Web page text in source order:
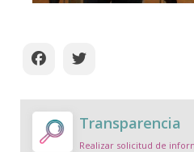
Transparencia
Realizar solicitud de